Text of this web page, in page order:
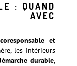
: QUAND
AVEC
et
les intérieurs
durable,